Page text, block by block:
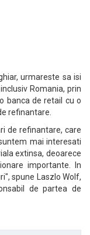
urmareste sa isi
Romania, prin
banca de retail cu o
refinantare.
de refinantare, care
mai interesati
extinsa, deoarece
importante. In
spune Laszlo Wolf,
de partea de